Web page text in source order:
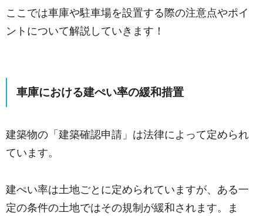
ここでは車庫や駐車場を設置する際の注意点やポイ
ントについて解説していきます！
車庫における建ぺい率の緩和措置
建築物の「建築確認申請」は法律によって定められ
ています。
建ぺい率は土地ごとに定められていますが、ある一
定の条件の土地ではその規制が緩和されます。ま